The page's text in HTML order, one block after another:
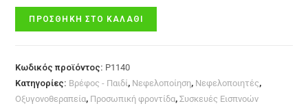
ΠΡΟΣΘΉΚΗ ΣΤΟ ΚΑΛΆΘΙ
Κωδικός προϊόντος: P1140
Κατηγορίες: Βρέφος - Παιδί, Νεφελοποίηση, Νεφελοποιητές,
Οξυγονοθεραπεία, Προσωπική φροντίδα,Συσκευές Εισπνοών